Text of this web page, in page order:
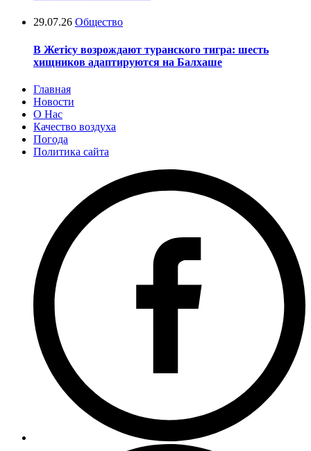
29.07.26 Общество
В Жетісу возрождают туранского тигра: шесть
хищников адаптируются на Балхаше
Главная
Новости
О Нас
Качество воздуха
Погода
Политика сайта